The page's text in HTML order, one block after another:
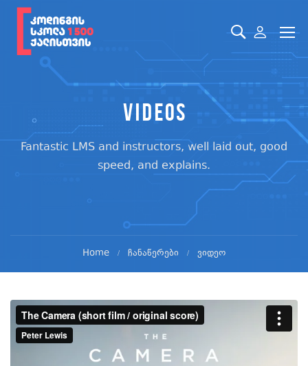
Videos
Fantastic LMS and instructors, well laid out, good
speed, and explains.
Home ჩანაწერები ვიდეო